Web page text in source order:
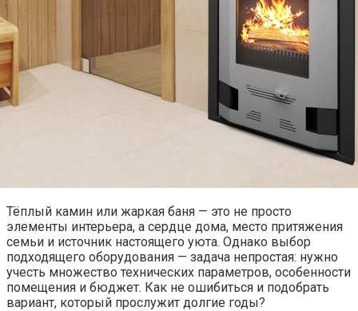
Тёплый камин или жаркая баня — это не просто
элементы интерьера, а сердце дома, место притяжения
семьи и источник настоящего уюта. Однако выбор
подходящего оборудования — задача непростая: нужно
учесть множество технических параметров, особенности
помещения и бюджет. Как не ошибиться и подобрать
вариант, который прослужит долгие годы?